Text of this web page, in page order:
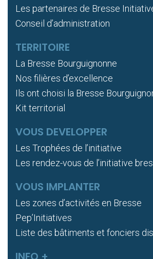
Les partenaires de Bresse
Conseil d’administration
TERRITOIRE
La Bresse Bourguignonne
Nos filières d’excellence
Ils ont choisi la Bresse
Kit territorial
VOUS DEVELOPPER
Les Trophées de l’initiative
Les rendez-vous de l’initiative
VOUS IMPLANTER
Les zones d’activités en Bresse
Pep’Initiatives
Liste des bâtiments et fonciers